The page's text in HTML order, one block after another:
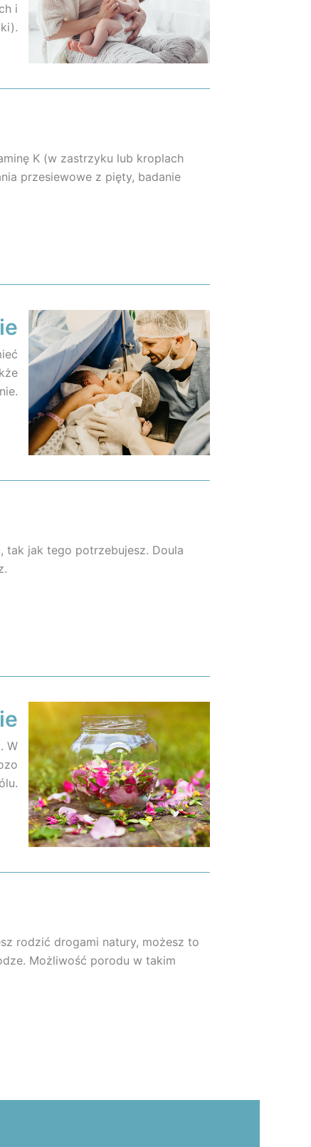
i
K (w zastrzyku lub kroplach
przesiewowe z pięty, badanie
tak jak tego potrzebujesz. Doula
W
rodzić drogami natury, możesz to
Możliwość porodu w takim